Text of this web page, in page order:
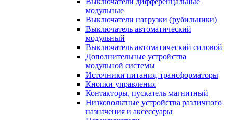
модульные
Выключатели нагрузки (рубильники)
Выключатель автоматический
модульный
Выключатель автоматический силовой
Дополнительные устройства
модульной системы
Источники питания, трансформаторы
Кнопки управления
Контакторы, пускатель магнитный
Низковольтные устройства различного
назначения и аксессуары